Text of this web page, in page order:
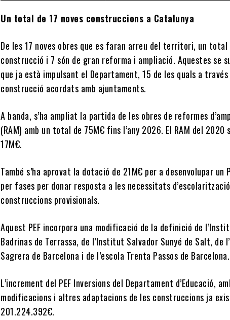
Un total de 17 noves construccions a Catalunya
De les 17 noves obres que es faran arreu del territori, un total
construcció i 7 són de gran reforma i ampliació. Aquestes se
que ja està impulsant el Departament, 15 de les quals a través
construcció acordats amb ajuntaments.
A banda, s’ha ampliat la partida de les obres de reformes
(RAM) amb un total de 75M€ fins l’any 2026. El RAM del 2020
17M€.
També s’ha aprovat la dotació de 21M€ per a desenvolupar un
per fases per donar resposta a les necessitats
construccions provisionals.
Aquest PEF incorpora una modificació de la definició de
Badrinas de Terrassa, de l’Institut Salvador Sunyé de Salt, de
Sagrera de Barcelona i de l’escola Trenta Passos de Barcelona.
L’increment del PEF Inversions del Departament d’Educació,
modificacions i altres adaptacions de les construccions ja
201.224.392€.